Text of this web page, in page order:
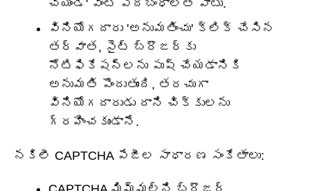
చేయండి' వంటి పదబంధాలతో పాటు.
వినియోగదారు 'అనుమతించు' క్లిక్ చేసిన
తర్వాత, సైట్ బ్రౌజర్‌కు
నోటిఫికేషన్‌లను పుష్ చేయడానికి
అనుమతి పొందుతుంది, తరచుగా
వినియోగదారుడు దాని చిక్కులను
గ్రహించకుండానే.
నకిలీ CAPTCHA పేజీల సాధారణ సంకేతాలు: